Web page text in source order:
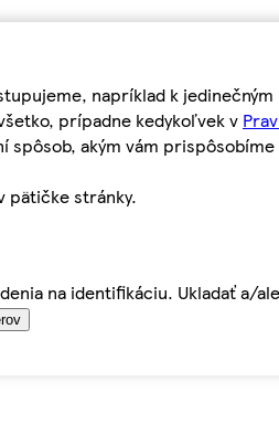
napríklad k
prípadne kedykoľvek v
akým vám
pätičke stránky.
na identifikáciu. Ukladať a/